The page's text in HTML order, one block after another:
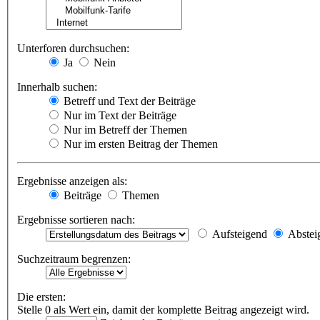
Unterforen durchsuchen:
Ja
Nein
Innerhalb suchen:
Betreff und Text der Beiträge
Nur im Text der Beiträge
Nur im Betreff der Themen
Nur im ersten Beitrag der Themen
Ergebnisse anzeigen als:
Beiträge
Themen
Ergebnisse sortieren nach:
Aufsteigend
Suchzeitraum begrenzen:
Die ersten:
Stelle 0 als Wert ein, damit der komplette Beitrag angezeigt wird.